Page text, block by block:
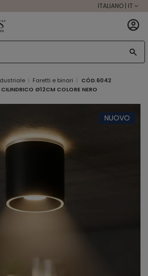
ITALIANO | IT
Faretti e binari
CÓD.6042
Ø12CM COLORE NERO
NUOVO